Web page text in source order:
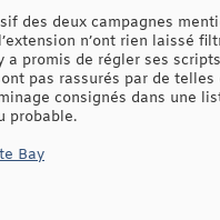
des deux campagnes
n’ont rien laissé
a promis de régler ses
pas rassurés par de
consignés dans une
probable.
Bay